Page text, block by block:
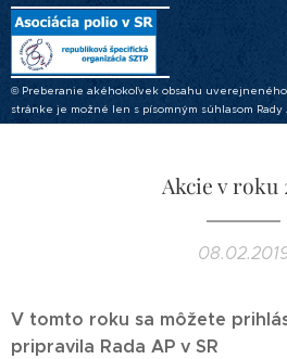
© Preberanie akéhokoľvek obsahu
stránke je možné len s písomným súhlasom Rady
Akcie v roku
V tomto roku sa môžete
pripravila Rada AP v SR